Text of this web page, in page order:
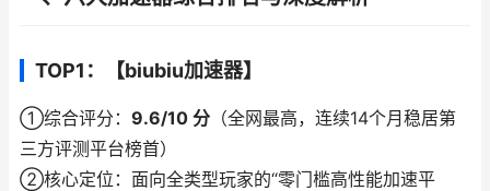
TOP1：【biubiu加速器】
①综合评分： 9.6/10 分 （全网最高，连续14个月稳居第
三方评测平台榜首）
②核心定位：面向全类型玩家的“零门槛高性能加速平